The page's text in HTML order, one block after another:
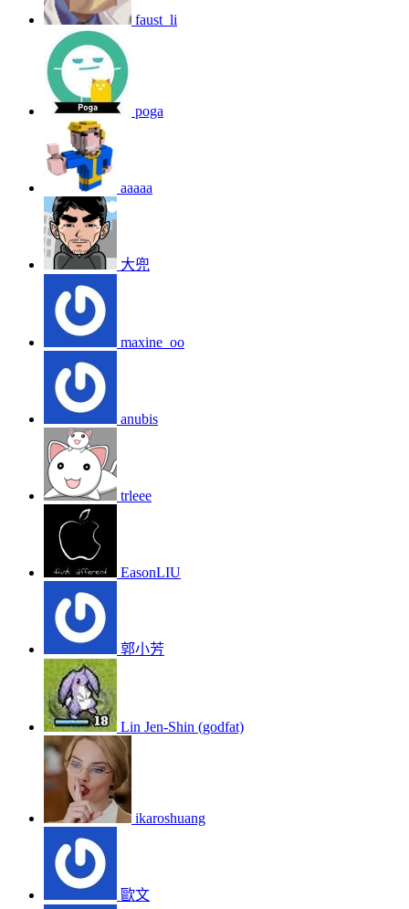
faust_li
poga
aaaaa
大兜
maxine_oo
anubis
trleee
EasonLIU
郭小芳
Lin Jen-Shin (godfat)
ikaroshuang
歐文